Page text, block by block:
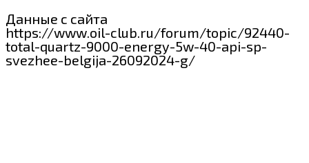
Данные с сайта
https://www.oil-club.ru/forum/topic/92440-
total-quartz-9000-energy-5w-40-api-sp-
svezhee-belgija-26092024-g/